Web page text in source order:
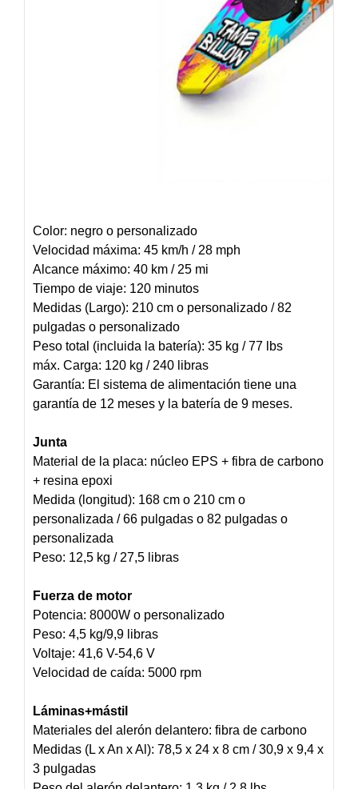
Color: negro o personalizado
Velocidad máxima: 45 km/h / 28 mph
Alcance máximo: 40 km / 25 mi
Tiempo de viaje: 120 minutos
Medidas (Largo): 210 cm o personalizado / 82
pulgadas o personalizado
Peso total (incluida la batería): 35 kg / 77 lbs
máx. Carga: 120 kg / 240 libras
Garantía: El sistema de alimentación tiene una
garantía de 12 meses y la batería de 9 meses.
Junta
Material de la placa: núcleo EPS + fibra de carbono
+ resina epoxi
Medida (longitud): 168 cm o 210 cm o
personalizada / 66 pulgadas o 82 pulgadas o
personalizada
Peso: 12,5 kg / 27,5 libras
Fuerza de motor
Potencia: 8000W o personalizado
Peso: 4,5 kg/9,9 libras
Voltaje: 41,6 V-54,6 V
Velocidad de caída: 5000 rpm
Láminas+mástil
Materiales del alerón delantero: fibra de carbono
Medidas (L x An x Al): 78,5 x 24 x 8 cm / 30,9 x 9,4 x
3 pulgadas